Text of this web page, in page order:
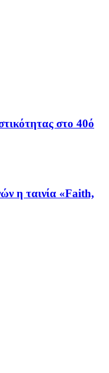
στο 40ό
η ταινία «Faith,